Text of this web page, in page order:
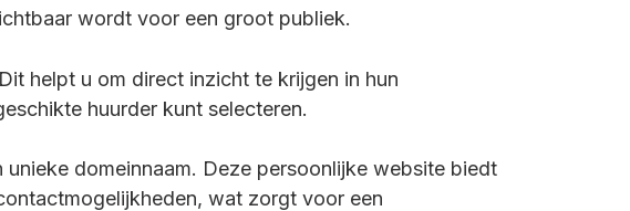
wordt voor een groot publiek.
helpt u om direct inzicht te krijgen in hun
huurder kunt selecteren.
domeinnaam. Deze persoonlijke website biedt
wat zorgt voor een